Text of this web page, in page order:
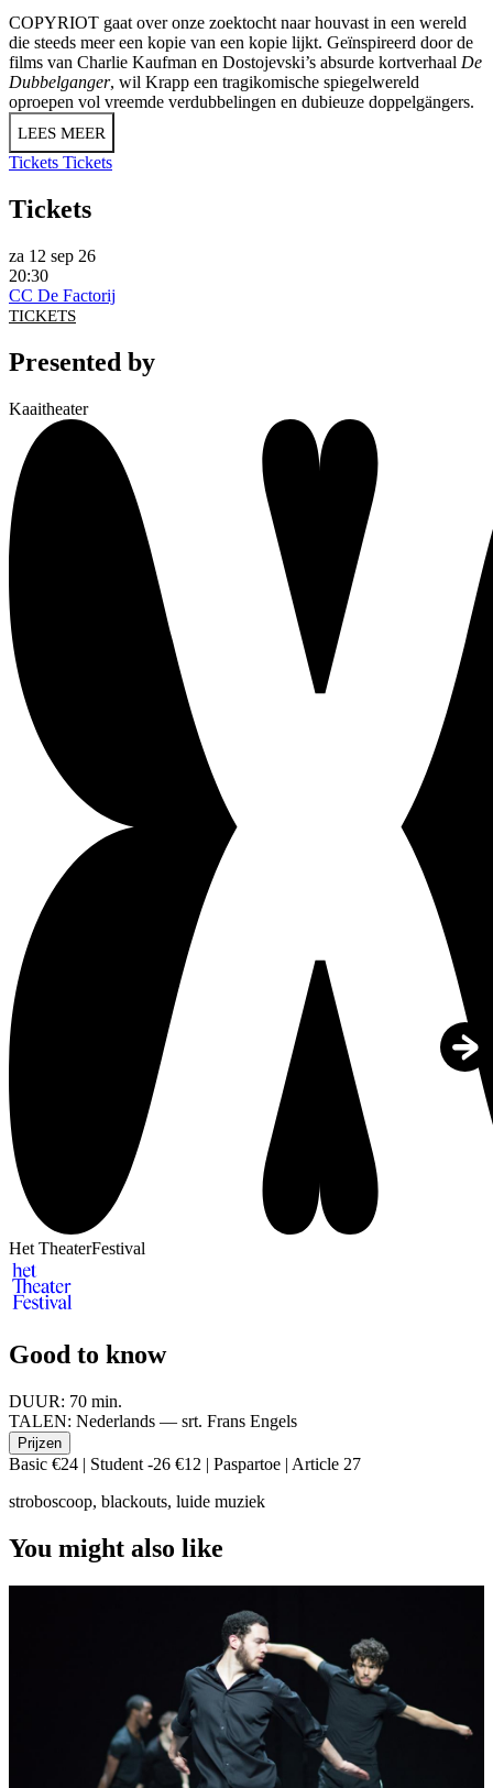
COPYRIOT gaat over onze zoektocht naar houvast in een wereld
die steeds meer een kopie van een kopie lijkt. Geïnspireerd door de
films van Charlie Kaufman en Dostojevski’s absurde kortverhaal De
Dubbelganger, wil Krapp een tragikomische spiegelwereld
oproepen vol vreemde verdubbelingen en dubieuze doppelgängers.
LEES MEER
Tickets Tickets
Tickets
za 12 sep 26
20:30
CC De Factorij
TICKETS
Presented by
Kaaitheater
Het TheaterFestival
Good to know
DUUR: 70 min.
TALEN: Nederlands — srt. Frans Engels
Prijzen
Basic €24 | Student -26 €12 | Paspartoe | Article 27
stroboscoop, blackouts, luide muziek
You might also like